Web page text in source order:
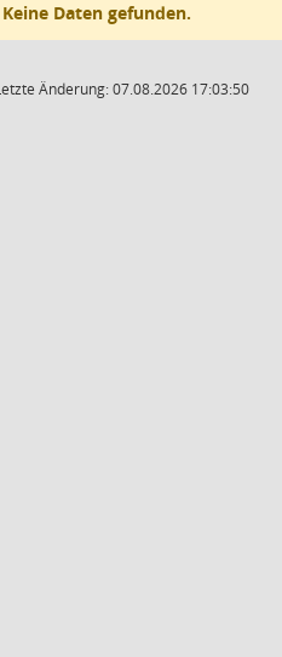
Keine Daten gefunden.
Änderung: 07.08.2026 17:03:50